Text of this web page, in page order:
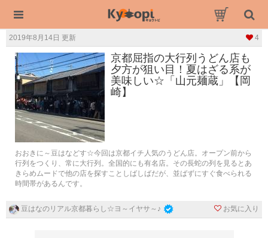
2019年8月14日 更新 4
京都屈指の大行列うどん店も
夕方が狙い目！夏はざる系が
美味しい☆「山元麺蔵」【岡
崎】
おおきに～豆はなどす☆今回は京都イチ人気のうどん店。オープン前から
行列をつくり、常に大行列。全国的にも有名店。その長蛇の列を見るとあ
きらめムードで他の店を探すことしばしばだが、並ばずにすぐ食べられる
時間帯があるんです。
豆はなのリアル京都暮らし☆ヨ～イヤサ～♪ お気に入り